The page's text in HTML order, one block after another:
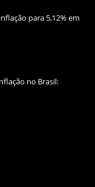
para 5,12% em
no Brasil: